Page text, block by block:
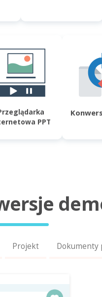
PPT
Projekt Dokumenty